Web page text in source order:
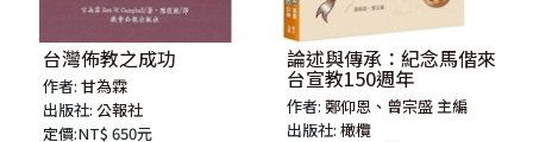
台灣佈教之成功
作者:甘為霖
出版社:公報社
定價:NT$ 650元
論述與傳承：紀念馬偕來
台宣教150週年
作者:鄭仰恩、曾宗盛 主編
出版社:橄欖